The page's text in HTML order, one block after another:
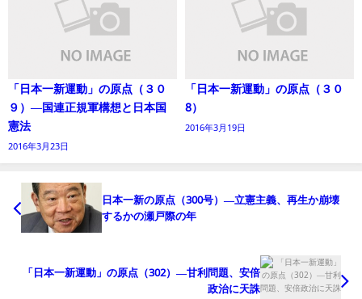
「日本一新運動」の原点（３０
９）―国連正規軍構想と日本国
憲法
2016年3月23日
「日本一新運動」の原点（３０
8）
2016年3月19日
日本一新の原点（300号）―立憲主義、再生か崩壊
するかの瀬戸際の年
「日本一新運動」の原点（302）―甘利問題、安倍
政治に天誅